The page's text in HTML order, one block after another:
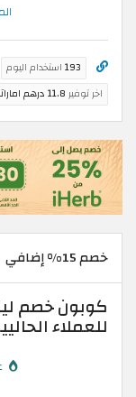
193 استخدام اليوم
اخر توفير 11.8 درهم اماراتي
خصم 15% إضافي
للعملاء